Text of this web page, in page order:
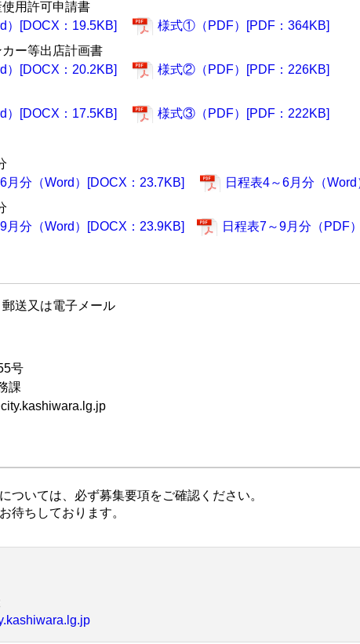
用許可申請書
[DOCX：19.5KB]
様式①（PDF）[PDF：364KB]
ー等出店計画書
[DOCX：20.2KB]
様式②（PDF）[PDF：226KB]
[DOCX：17.5KB]
様式③（PDF）[PDF：222KB]
月分（Word）[DOCX：23.7KB]
日程表4～6月分（
月分（Word）[DOCX：23.9KB]
日程表7～9月分（PDF
送又は電子メール
号
課
ついては、必ず募集要項をご確認ください。
待ちしております。